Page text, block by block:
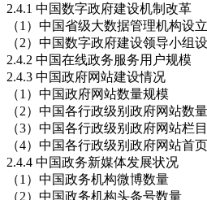
2.4.1 中国数字政府建设机制改革
（1）中国省级大数据管理机构设
（2）中国数字政府建设领导小组
2.4.2 中国在线政务服务用户规模
2.4.3 中国政府网站建设情况
（1）中国政府网站数量规模
（2）中国各行政级别政府网站数量
（3）中国各行政级别政府网站栏
（4）中国各行政级别政府网站首
2.4.4 中国政务新媒体发展状况
（1）中国政务机构微博数量
（2）中国政务机构头条号数量